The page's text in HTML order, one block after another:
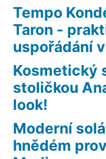
Tempo
Taron -
uspořádání
Kosmetický
stoličkou
look!
Moderní
hnědém